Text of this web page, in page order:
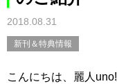
2018.08.31
新刊＆特典情報
こんにちは、麗人